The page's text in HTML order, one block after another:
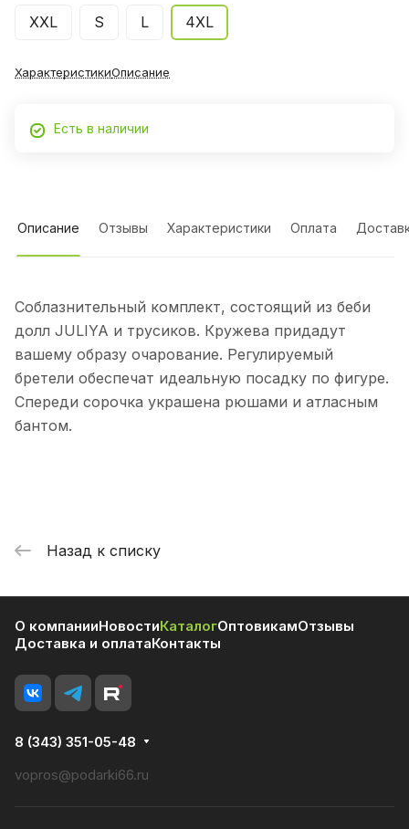
XXL S L 4XL
ХарактеристикиОписание
Есть в наличии
Описание Отзывы Характеристики Оплата
Соблазнительный комплект, состоящий из беби
долл JULIYA и трусиков. Кружева придадут
вашему образу очарование. Регулируемый
бретели обеспечат идеальную посадку по фигуре.
Спереди сорочка украшена рюшами и атласным
бантом.
Назад к списку
О компанииНовостиКаталогОптовикамОтзывы
Доставка и оплатаКонтакты
8 (343) 351-05-48
vopros@podarki66.ru